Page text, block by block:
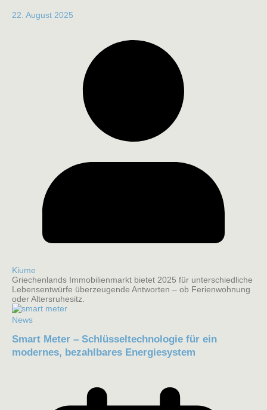
22. August 2025
Kiume
Griechenlands Immobilienmarkt bietet 2025 für unterschiedliche
Lebensentwürfe überzeugende Antworten – ob Ferienwohnung
oder Altersruhesitz.
News
Smart Meter – Schlüsseltechnologie für ein
modernes, bezahlbares Energiesystem